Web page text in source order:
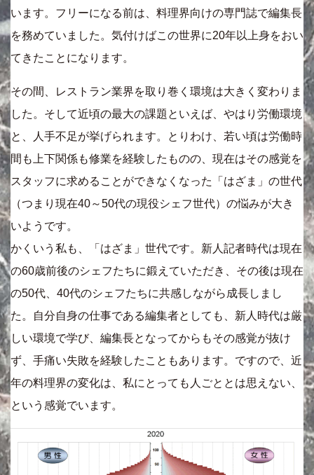
います。フリーになる前は、料理界向けの専門誌で編集長
を務めていました。気付けばこの世界に20年以上身をおい
てきたことになります。
その間、レストラン業界を取り巻く環境は大きく変わりま
した。そして近頃の最大の課題といえば、やはり労働環境
と、人手不足が挙げられます。とりわけ、若い頃は労働時
間も上下関係も修業を経験したものの、現在はその感覚を
スタッフに求めることができなくなった「はざま」の世代
（つまり現在40～50代の現役シェフ世代）の悩みが大き
いようです。
かくいう私も、「はざま」世代です。新人記者時代は現在
の60歳前後のシェフたちに鍛えていただき、その後は現在
の50代、40代のシェフたちに共感しながら成長しまし
た。自分自身の仕事である編集者としても、新人時代は厳
しい環境で学び、編集長となってからもその感覚が抜け
ず、手痛い失敗を経験したこともあります。ですので、近
年の料理界の変化は、私にとっても人ごととは思えない、
という感覚でいます。